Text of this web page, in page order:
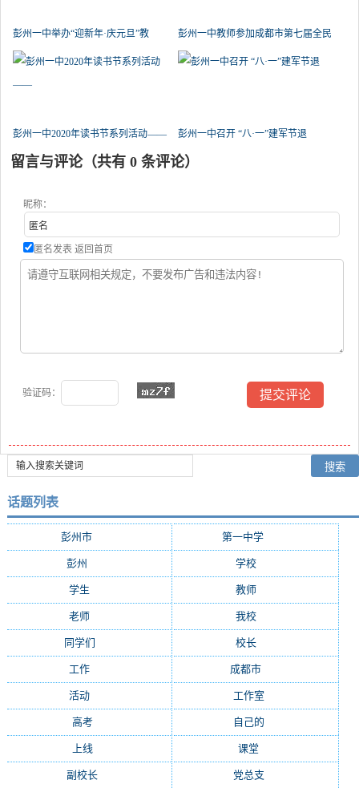
彭州一中举办“迎新年·庆元旦”教 彭州一中教师参加成都市第七届全民
彭州一中2020年读书节系列活动—— 彭州一中召开 “八·一”建军节退
留言与评论（共有 0 条评论）
昵称：
匿名发表 返回首页
验证码：
话题列表
彭州市 第一中学
彭州 学校(29)
学生 教师(16)
老师 我校(15)
同学们 校长(13)
工作 成都市
活动 工作室
高考(9) 自己的
上线(7) 课堂
副校长 党总支